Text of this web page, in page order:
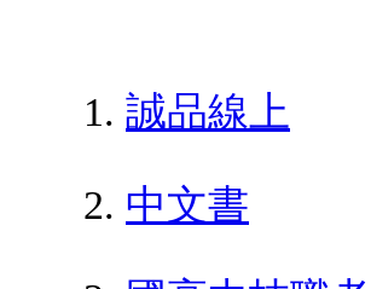
誠品線上
中文書